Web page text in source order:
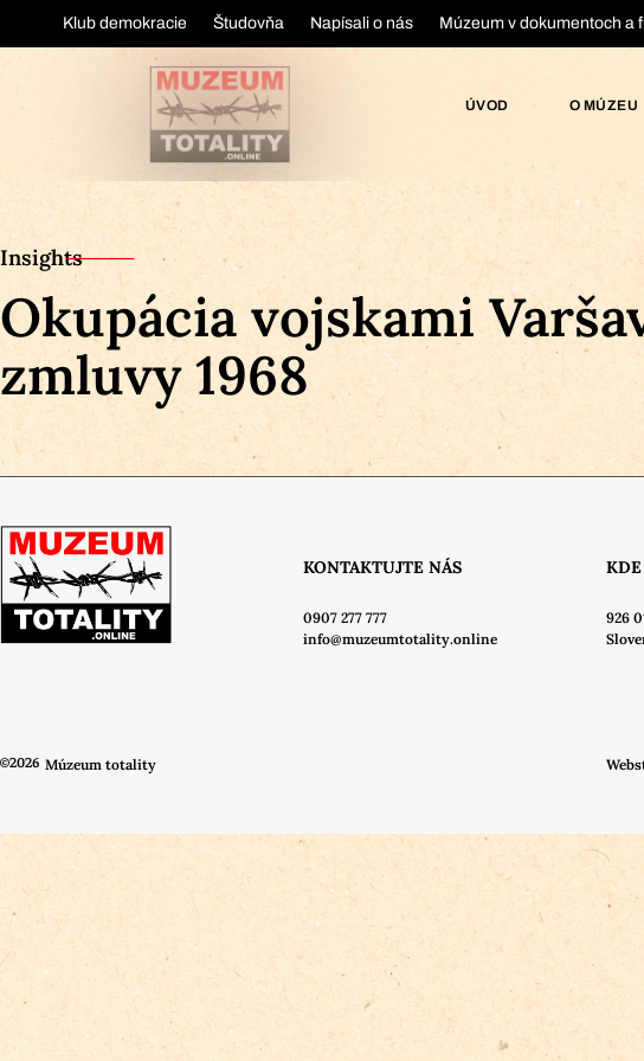
Klub demokracie Študovňa Napísali o nás Múzeum v dokumentoch a
ÚVOD O MÚZEU
Insights
Okupácia vojskami
zmluvy 1968
KONTAKTUJTE NÁS
0907 277 777
info@muzeumtotality.online
926
©2026 Múzeum totality